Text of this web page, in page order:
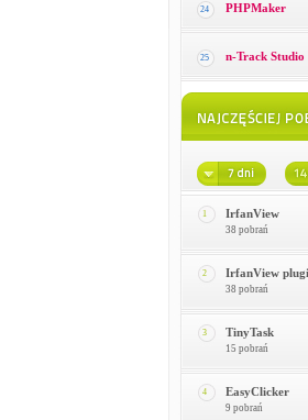
24 PHPMaker
25 n-Track Studio
1 IrfanView
38 pobrań
2 IrfanView
38 pobrań
3 TinyTask
15 pobrań
4 EasyClicker
9 pobrań